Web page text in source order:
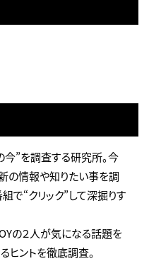
今”を調査する研究所。今
の情報や知りたい事を調
で“クリック”して深掘りす
の２人が気になる話題を
ヒントを徹底調査。